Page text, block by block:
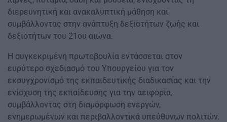
διερευνητική και ανακαλυπτική μάθηση και
συμβάλλοντας στην ανάπτυξη δεξιοτήτων ζωής και
δεξιοτήτων του 21ου αιώνα.
Η συγκεκριμένη πρωτοβουλία εντάσσεται στον
ευρύτερο σχεδιασμό του Υπουργείου για τον
εκσυγχρονισμό της εκπαιδευτικής διαδικασίας και την
ενίσχυση της εκπαίδευσης για την αειφορία,
συμβάλλοντας στη διαμόρφωση ενεργών,
ενημερωμένων και περιβαλλοντικά υπεύθυνων πολιτών.